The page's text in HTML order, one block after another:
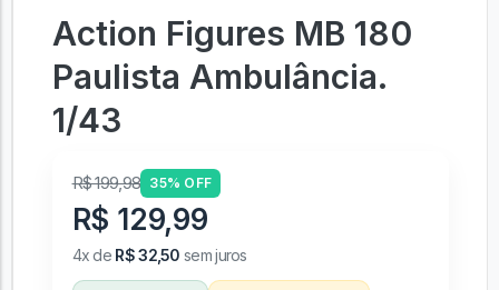
Action Figures MB 180
Paulista Ambulância.
1/43
R$ 199,98 35% OFF
R$ 129,99
4x de R$ 32,50 sem juros